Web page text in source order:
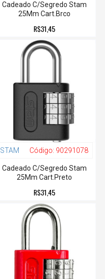
Cadeado C/Segredo Stam
25Mm Cart.Brco
R$31,45
STAM Código: 90291078
Cadeado C/Segredo Stam
25Mm Cart.Preto
R$31,45